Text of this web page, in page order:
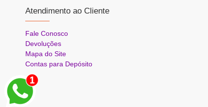
Atendimento ao Cliente
Fale Conosco
Devoluções
Mapa do Site
Contas para Depósito